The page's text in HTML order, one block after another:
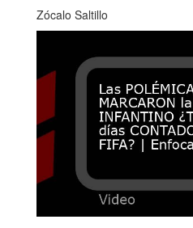
Zócalo Saltillo